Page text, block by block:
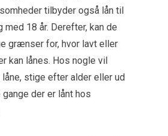
tilbyder også lån til
med 18 år. Derefter, kan de
grænser for, hvor lavt eller
kan lånes. Hos nogle vil
stige efter alder eller ud
der er lånt hos